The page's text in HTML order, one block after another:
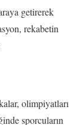
getirerek
rekabetin
olimpiyatları
sporcuların